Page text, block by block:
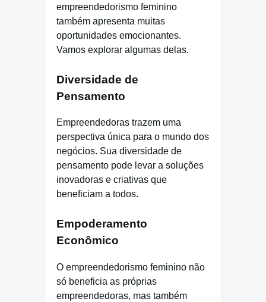
empreendedorismo feminino
também apresenta muitas
oportunidades emocionantes.
Vamos explorar algumas delas.
Diversidade de
Pensamento
Empreendedoras trazem uma
perspectiva única para o mundo dos
negócios. Sua diversidade de
pensamento pode levar a soluções
inovadoras e criativas que
beneficiam a todos.
Empoderamento
Econômico
O empreendedorismo feminino não
só beneficia as próprias
empreendedoras, mas também